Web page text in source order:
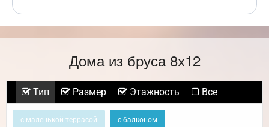
Дома из бруса 8х12
Тип Размер Этажность Все
с маленькой террасой с балконом